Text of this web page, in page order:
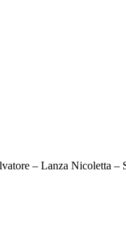
– Lanza Nicoletta –